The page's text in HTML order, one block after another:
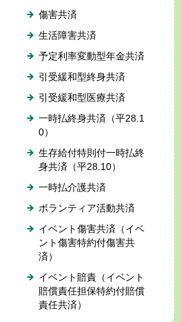
傷害共済
生活障害共済
予定利率変動型年金共済
引受緩和型終身共済
引受緩和型医療共済
一時払終身共済（平28.1
0）
生存給付特則付一時払終
身共済（平28.10）
一時払介護共済
ボランティア活動共済
イベント傷害共済（イベ
ント傷害特約付傷害共
済）
イベント賠責（イベント
賠償責任担保特約付賠償
責任共済）